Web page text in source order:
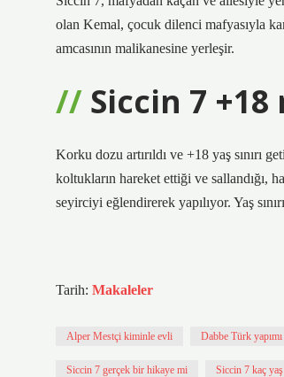
olan Kemal, çocuk dilenci mafyasıyla
amcasının malikanesine yerleşir.
Siccin 7 +18
Korku dozu artırıldı ve +18 yaş sınırı
koltukların hareket ettiği ve sallandığı,
seyirciyi eğlendirerek yapılıyor. Yaş
Tarih: Makaleler
Alper Mestçi kiminle evli Dabbe Türk yapımı
Siccin 7 gerçek bir hikaye mi Siccin 7 kaç yaş